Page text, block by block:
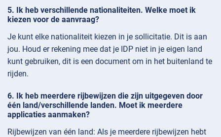
Ik heb verschillende nationaliteiten. Welke moet ik
kiezen voor de aanvraag?
Je kunt elke nationaliteit kiezen in je sollicitatie. Dit is aan
jou. Houd er rekening mee dat je IDP niet in je eigen land
kunt gebruiken, dit is een document om in het buitenland te
rijden.
Ik heb meerdere rijbewijzen die zijn uitgegeven door
één land/verschillende landen. Moet ik meerdere
applicaties aanmaken?
Rijbewijzen van één land: Als je meerdere rijbewijzen hebt